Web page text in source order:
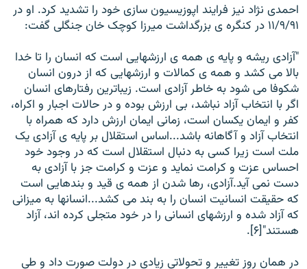
احمدی نژاد نيز فرايند اپوزيسيون سازی خود را تشديد کرد. او در
۱۱/۹/۹۱ در کنگره ی بزرگداشت ميرزا کوچک خان جنگلی گفت:
"آزادی ريشه و پايه ی همه ی ارزشهايی است که انسان را تا خدا
بالا می کشد و همه ی کمالات و ارزشهايی که از درون انسان
شکوفا می شود به خاطر آزادی است. زيباترين رفتارهای انسان
اگر با انتخاب آزاد نباشد، بی ارزش بوده و در حالات اجبار و اکراه،
کفر و ايمان يکسان است، زمانی ايمان ارزش دارد که همراه با
انتخاب آزاد و آگاهانه باشد...اساس استقلال بر پايه ی آزادی يک
ملت است زيرا کسی به دنبال استقلال است که در وجود خود
احساس عزت و کرامت نمايد و عزت و کرامت جز با آزادی به
دست نمی آيد.آزادی، رها شدن از همه ی قيد و بندهايی است
که حقيقت انسانيت انسان را به بند می کشد...انسانها به ميزانی
که آزاد شده و ارزشهای انسانی را در خود متجلی کرده اند، آزاد
هستند"[۶].
در همان روز تغيير و تحولاتی زيادی در دولت صورت داد و طی